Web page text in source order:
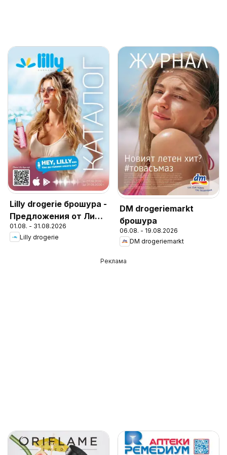
Lilly drogerie брошура -
Предложения от Лили
Дрогерие
01.08. - 31.08.2026
Lilly drogerie
DM drogeriemarkt
брошура
06.08. - 19.08.2026
DM drogeriemarkt
Реклама